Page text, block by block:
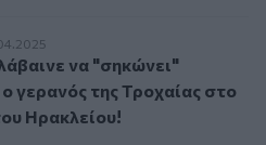
να "σηκώνει" οχήματα ο
να "σηκώνει"
γερανός της Τροχαίας στο
Ηρακλείου!